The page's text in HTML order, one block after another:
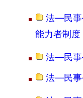
法―民
能力者制度
法―民
法―民